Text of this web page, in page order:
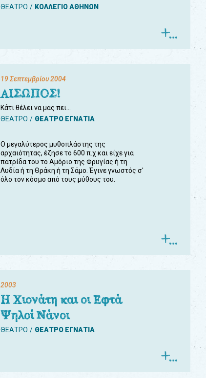
ΘΕΑΤΡΟ ΚΟΛΛΕΓΙΟ ΑΘΗΝΩΝ
19 Σεπτεμβρίου 2004
ΑΙΣΩΠΟΣ!
Κάτι θέλει να μας πει…
ΘΕΑΤΡΟ
ΘΕΑΤΡΟ ΕΓΝΑΤΙΑ
Ο μεγαλύτερος μυθοπλάστης της
αρχαιότητας, έζησε το 600 π.χ και είχε για
πατρίδα του το Αμόριο της Φρυγίας ή τη
Λυδία ή τη Θράκη ή τη Σάμο. Έγινε γνωστός σ'
όλο τον κόσμο από τους μύθους του.
2003
Η Χιονάτη και οι Εφτά
Ψηλοί Νάνοι
ΘΕΑΤΡΟ ΘΕΑΤΡΟ ΕΓΝΑΤΙΑ